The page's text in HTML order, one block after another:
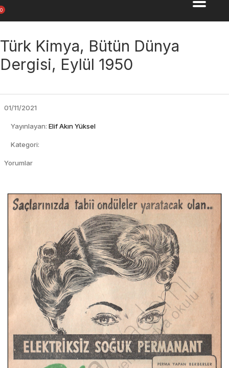
0
Türk Kimya, Bütün Dünya
Dergisi, Eylül 1950
01/11/2021
Yayınlayan: Elif Akın Yüksel
Kategori:
Yorumlar